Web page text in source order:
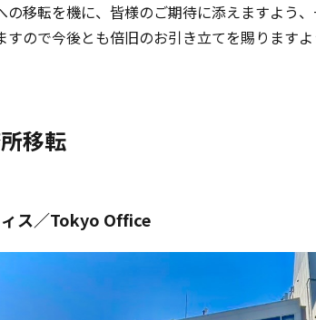
の移転を機に、皆様のご期待に添えますよう
すので今後とも倍旧のお引き立てを賜ります
移転
ス／Tokyo Office